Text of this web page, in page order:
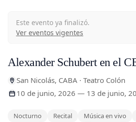
Este evento ya finalizó.
Ver eventos vigentes
Alexander Schubert en el
San Nicolás, CABA · Teatro Colón
10 de junio, 2026 — 13 de junio,
Nocturno Recital Música en vivo